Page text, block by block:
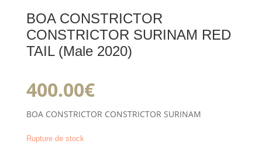
BOA CONSTRICTOR
CONSTRICTOR SURINAM RED
TAIL (Male 2020)
400.00€
BOA CONSTRICTOR CONSTRICTOR SURINAM
Rupture de stock